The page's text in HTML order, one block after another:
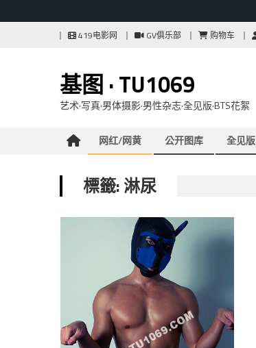
419电影网 GV俱乐部 购物车
基图 · TU1069
艺术·写真·男体摄影·男性杂志·全见版·BTS花絮
网红/网黄 公开图库 全见版
標籤: 淋尿